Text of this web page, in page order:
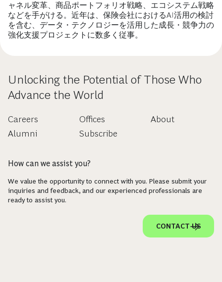
ャネル変革、商品ポートフォリオ戦略、エコシステム戦略
などを手がける。近年は、保険会社におけるAI活用の検討
を含む、データ・テクノロジーを活用した成長・競争力の
強化支援プロジェクトに数多く従事。
Unlocking the Potential of Those Who
Advance the World
Careers
Alumni
Offices
Subscribe
About
How can we assist you?
We value the opportunity to connect with you. Please submit your
inquiries and feedback, and our experienced professionals are
ready to assist you.
CONTACT US